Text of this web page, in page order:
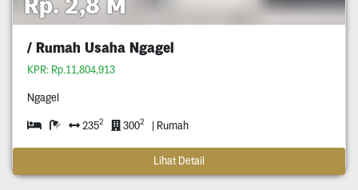
/ Rumah Usaha Ngagel
KPR: Rp.11,804,913
Ngagel
2352 3002 | Rumah
Lihat Detail